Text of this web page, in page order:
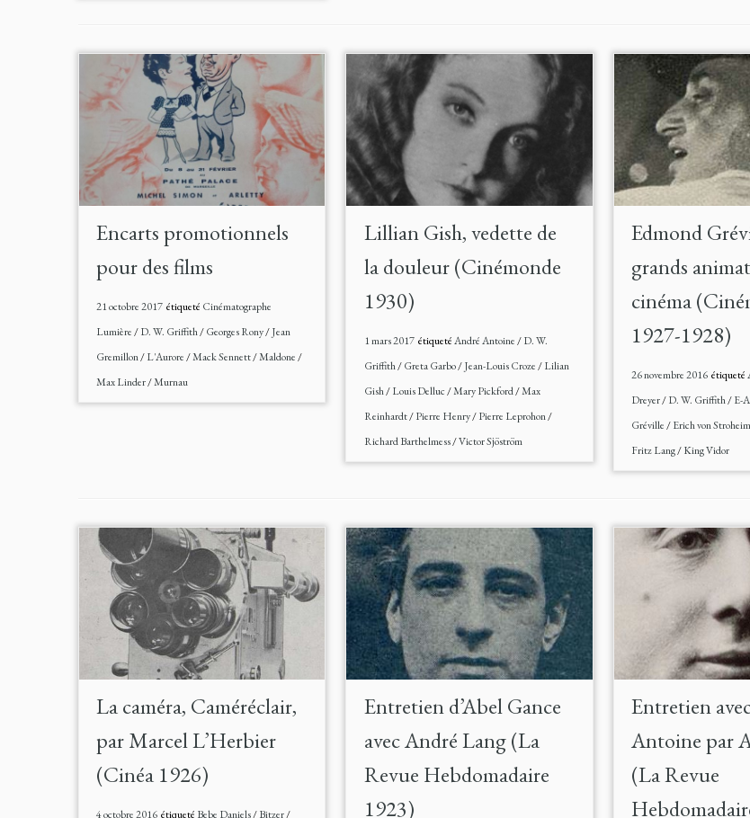
Encarts promotionnels
pour des films
21 octobre 2017 étiqueté Cinématographe
Lumière/D. W. Griffith/Georges Rony/Jean
Gremillon/L'Aurore/Mack Sennett/Maldone/
Max Linder/Murnau
Lillian Gish, vedette de
la douleur (Cinémonde
1930)
1 mars 2017étiquetéAndré Antoine/D. W.
Griffith/Greta Garbo/Jean-Louis Croze/Lilian
Gish/Louis Delluc/Mary Pickford/Max
Reinhardt/Pierre Henry/Pierre Leprohon/
Richard Barthelmess/Victor Sjöström
Edmond
grands
cinéma
1927-1928)
26 novembre 2016étiqueté
Dreyer/D. W. Griffith/E-
Gréville/Erich von Stroheim
Fritz Lang/King Vidor
La caméra, Caméréclair,
par Marcel L’Herbier
(Cinéa 1926)
4 octobre 2016 étiqueté Bebe Daniels/Bitzer/
Entretien d’Abel Gance
avec André Lang (La
Revue Hebdomadaire
1923)
Entretien
Antoine par
(La Revue